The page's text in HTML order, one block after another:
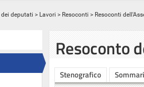
deputati > Lavori > Resoconti > Resoconti
Resoconto
Stenografico